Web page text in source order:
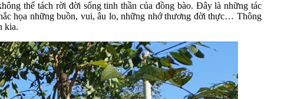
thể tách rời đời sống tinh thần của đồng bào. Đây là những tác
họa những buồn, vui, âu lo, những nhớ thương đời thực… Thông
kia.